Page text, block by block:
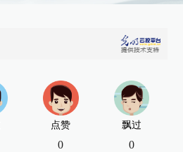
点赞
0
飘过
0